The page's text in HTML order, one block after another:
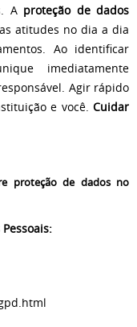
A proteção de dados
atitudes no dia a dia
Ao identificar
imediatamente
Agir rápido
e você. Cuidar
proteção de dados no